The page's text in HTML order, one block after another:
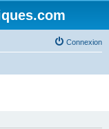
Connexion